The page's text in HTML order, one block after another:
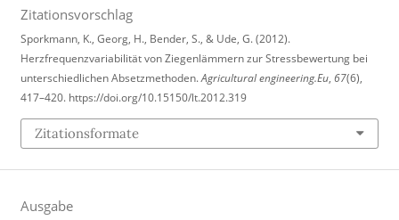
Zitationsvorschlag
Sporkmann, K., Georg, H., Bender, S., & Ude, G. (2012).
Herzfrequenzvariabilität von Ziegenlämmern zur Stressbewertung bei
unterschiedlichen Absetzmethoden.Agricultural engineering.Eu, 67(6),
417–420. https://doi.org/10.15150/lt.2012.319
Zitationsformate
Ausgabe